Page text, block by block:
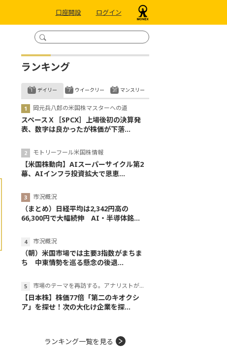
口座開設 ログイン
ランキング
デイリー
岡元兵八郎の米国株マスターへの道
スペースＸ［SPCX］上場後初の決算発
表、数字は良かったが株価が下落...
モトリーフール米国株情報
【米国株動向】AIスーパーサイクル第2
幕、AIインフラ投資拡大で恩恵...
市況概況
（まとめ）日経平均は2,342円高の
66,300円で大幅続伸 AI・半導体銘...
市況概況
（朝）米国市場では主要3指数がまちま
ち 中東情勢を巡る懸念の後退...
市場のテーマを再訪する。アナリストが読み解くテーマの本質
【日本株】株価77倍「第二のキオクシ
ア」を探せ！次の大化け企業を探...
ウイークリー マンスリー
ランキング一覧を見る